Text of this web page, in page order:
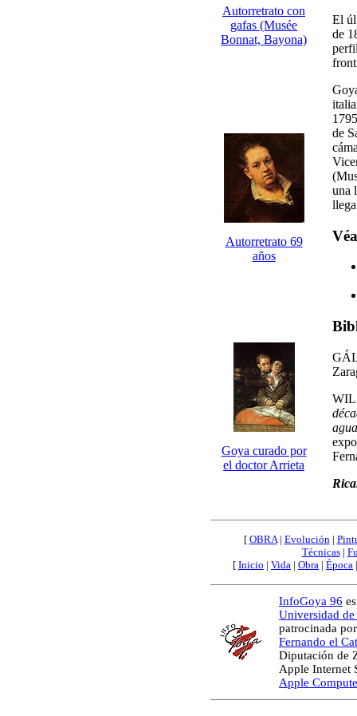
El
de
de
una
Autorretrato con
gafas (Musée
Bonnat, Bayona)
Autorretrato 69
años
Goya curado por
el doctor Arrieta
[ OBRA| Evolución |
Técnicas|
[ Inicio | Vida | Obra | Época
InfoGoya 96
Universidad de
patrocinada
Fernando el
Diputación de
Apple Internet
Apple